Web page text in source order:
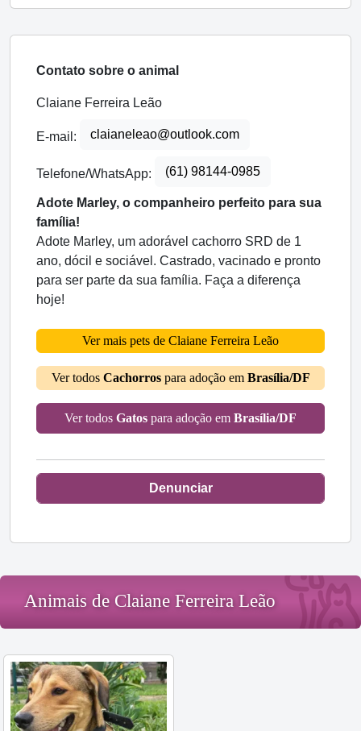
Contato sobre o animal
Claiane Ferreira Leão
E-mail: claianeleao@outlook.com
Telefone/WhatsApp: (61) 98144-0985
Adote Marley, o companheiro perfeito para sua
família!
Adote Marley, um adorável cachorro SRD de 1
ano, dócil e sociável. Castrado, vacinado e pronto
para ser parte da sua família. Faça a diferença
hoje!
Ver mais pets de Claiane Ferreira Leão
Ver todos Cachorrospara adoção em Brasília/DF
Ver todos Gatos para adoção em Brasília/DF
Denunciar
Animais de Claiane Ferreira Leão